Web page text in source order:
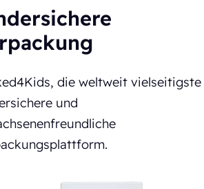
die weltweit vielseitigste
und